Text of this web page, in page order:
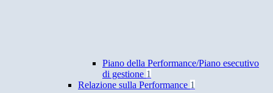
Piano della Performance/Piano esecutivo
di gestione 1
Relazione sulla Performance 1